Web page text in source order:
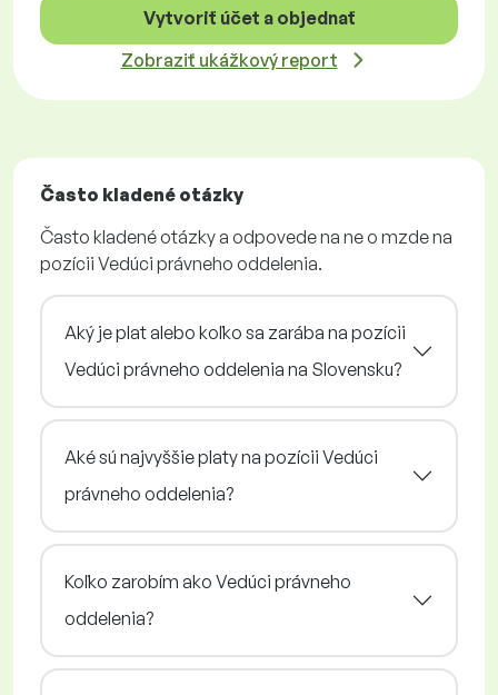
Vytvoriť účet a objednať
Zobraziť ukážkový report
Často kladené otázky
Často kladené otázky a odpovede na ne o mzde na
pozícii Vedúci právneho oddelenia.
Aký je plat alebo koľko sa zarába na pozícii
Vedúci právneho oddelenia na Slovensku?
Aké sú najvyššie platy na pozícii Vedúci
právneho oddelenia?
Koľko zarobím ako Vedúci právneho
oddelenia?